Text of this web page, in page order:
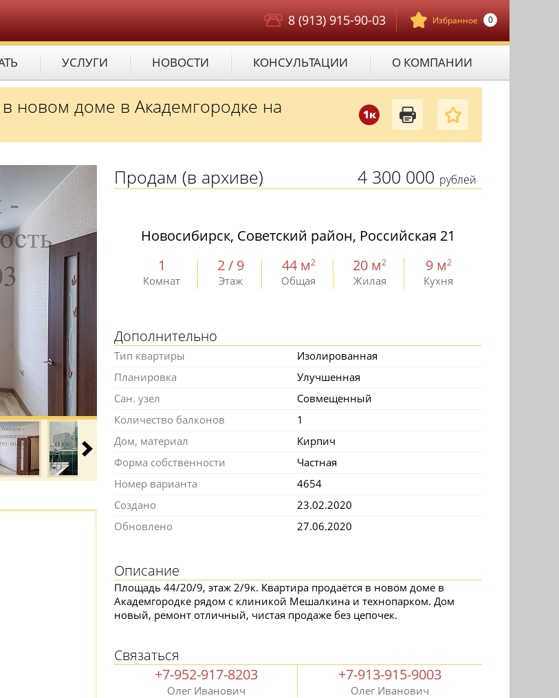
Избранное 0
8 (913) 915-90-03
УСЛУГИ НОВОСТИ КОНСУЛЬТАЦИИ О КОМПАНИИ
1к
новом доме в Академгородке на
4 300 000 рублей
Продам (в архиве)
Новосибирск, Советский район, Российская 21
1
Комнат
2 / 9
Этаж
44 м2
Общая
20 м2
Жилая
9 м2
Кухня
Дополнительно
Тип квартиры
Изолированная
Планировка
Улучшенная
Сан. узел
Совмещенный
Количество балконов
1
Дом, материал
Кирпич
Форма собственности
Частная
Номер варианта
4654
Создано
23.02.2020
Обновлено
27.06.2020
Описание
Площадь 44/20/9, этаж 2/9к. Квартира продаётся в новом доме в
Академгородке рядом с клиникой Мешалкина и технопарком. Дом
новый, ремонт отличный, чистая продаже без цепочек.
Связаться
+7-952-917-8203
Олег Иванович
+7-913-915-9003
Олег Иванович